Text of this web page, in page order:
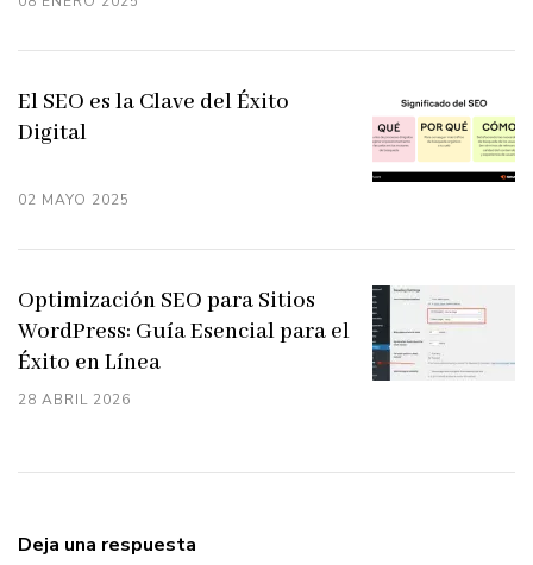
02 MAYO 2025
El SEO es la Clave del Éxito
Digital
28 ABRIL 2026
Optimización SEO para Sitios
WordPress: Guía Esencial para el
Éxito en Línea
Deja una respuesta